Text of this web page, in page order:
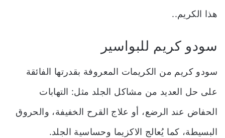
هذا الكريم..
سودو كريم للبواسير
سودو كريم من الكريمات المعروفة بقدرتها الفائقة
على حل العديد من مشاكل الجلد مثل: التهابات
الحفاض عند الرضع، أو علاج القرح الخفيفة، والحروق
البسيطة، كما يُعالج الاكزيما وحساسية الجلد.